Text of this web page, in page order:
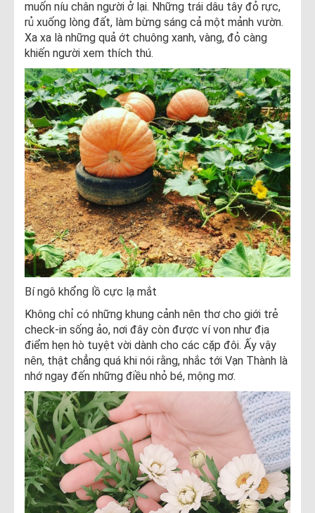
muốn níu chân người ở lại. Những trái dâu tây đỏ rực,
rủ xuống lòng đất, làm bừng sáng cả một mảnh vườn.
Xa xa là những quả ớt chuông xanh, vàng, đỏ càng
khiến người xem thích thú.
Bí ngô khổng lồ cực lạ mắt
Không chỉ có những khung cảnh nên thơ cho giới trẻ
check-in sống ảo, nơi đây còn được ví von như địa
điểm hẹn hò tuyệt vời dành cho các cặp đôi. Ấy vậy
nên, thật chẳng quá khi nói rằng, nhắc tới Vạn Thành là
nhớ ngay đến những điều nhỏ bé, mộng mơ.